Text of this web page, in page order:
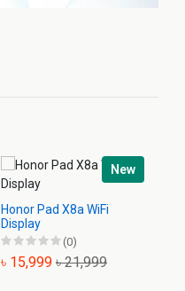
New
Honor Pad X8a WiFi
Display
(0)
৳ 15,999 ৳ 21,999